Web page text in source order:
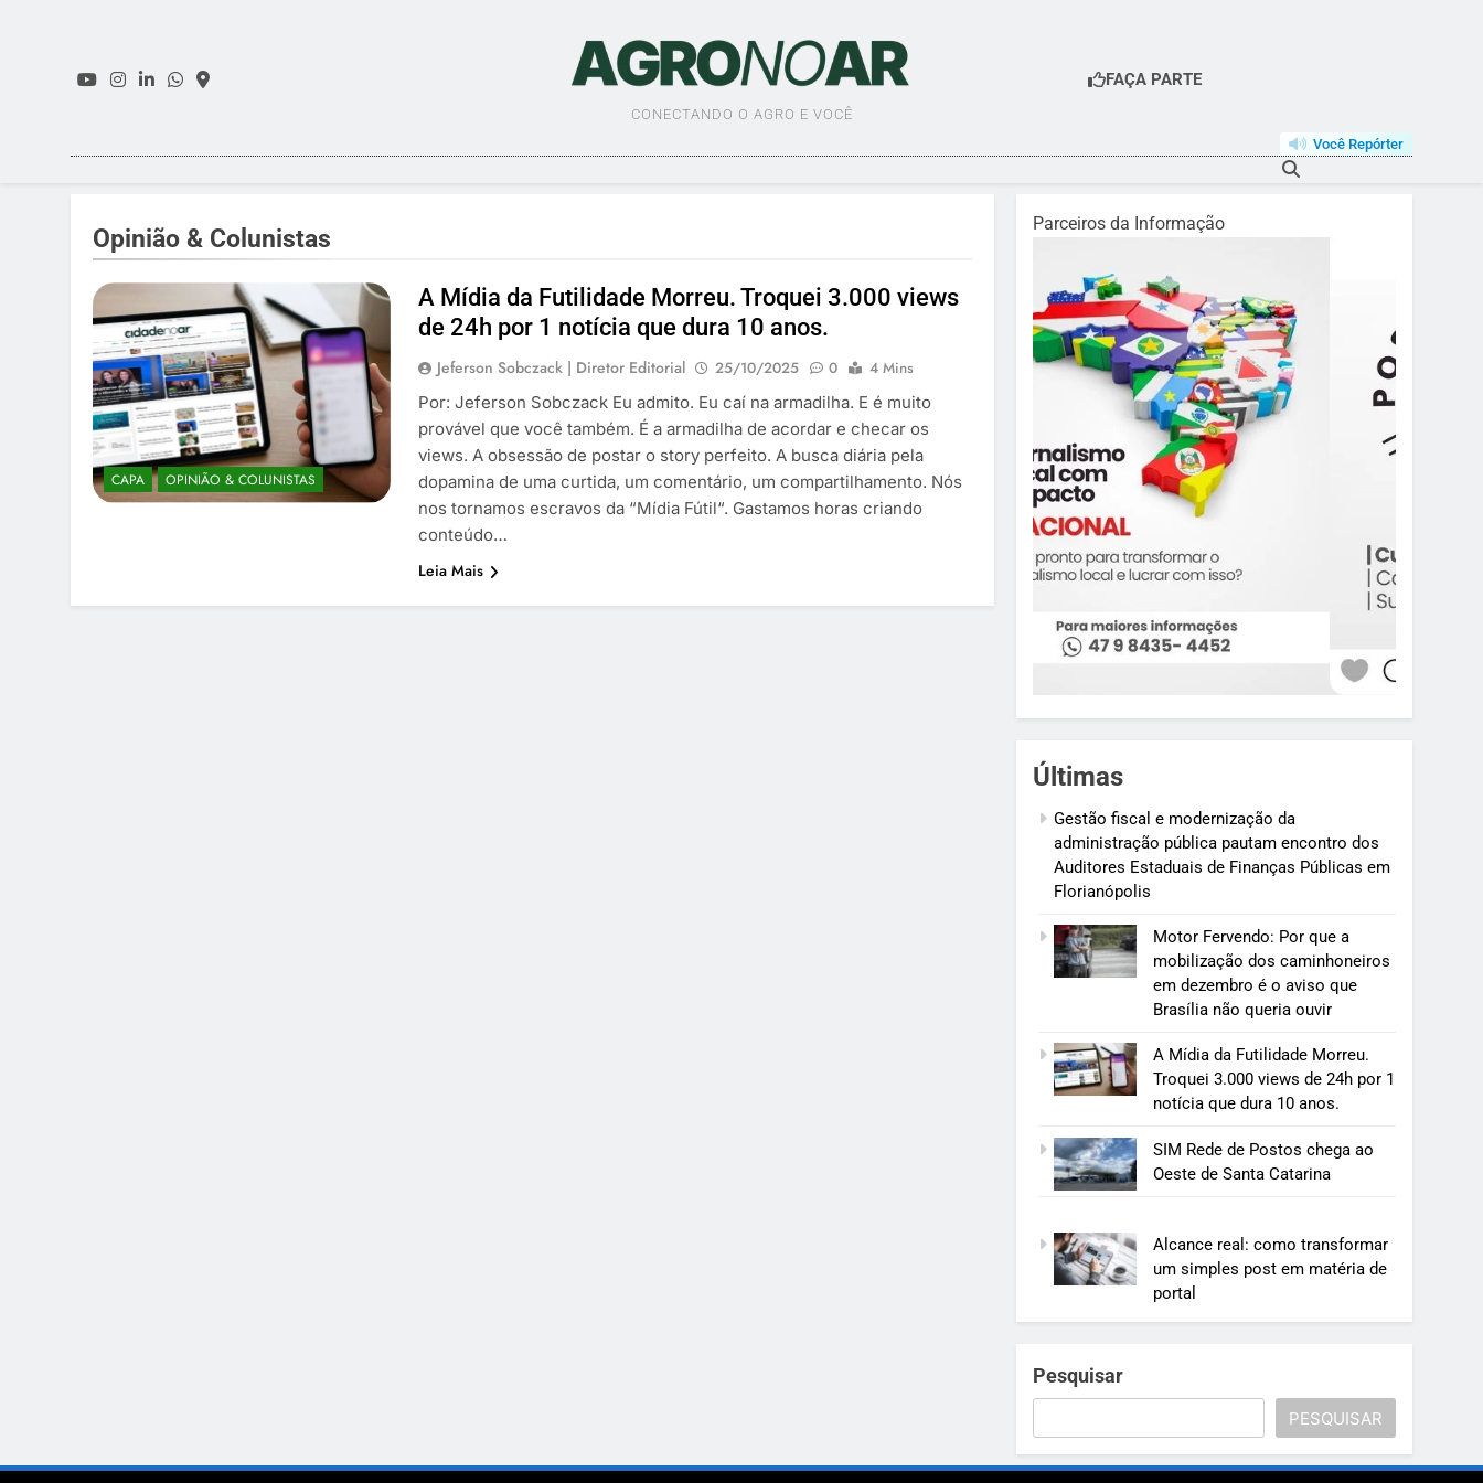
AGRO NO AR
CONECTANDO O AGRO E VOCÊ
FAÇA PARTE
Você Repórter
Opinião & Colunistas
CAPA OPINIÃO & COLUNISTAS
A Mídia da Futilidade Morreu. Troquei 3.000 views
de 24h por 1 notícia que dura 10 anos.
Jeferson Sobczack | Diretor Editorial 25/10/2025 0
4 Mins
Por: Jeferson Sobczack Eu admito. Eu caí na armadilha. E é muito
provável que você também. É a armadilha de acordar e checar os
views. A obsessão de postar o story perfeito. A busca diária pela
dopamina de uma curtida, um comentário, um compartilhamento. Nós
nos tornamos escravos da “Mídia Fútil“. Gastamos horas criando
conteúdo…
Leia Mais
Parceiros da Informação
Últimas
Gestão fiscal e modernização da
administração pública pautam encontro dos
Auditores Estaduais de Finanças Públicas em
Florianópolis
Motor Fervendo: Por que a
mobilização dos caminhoneiros
em dezembro é o aviso que
Brasília não queria ouvir
A Mídia da Futilidade Morreu.
Troquei 3.000 views de 24h por 1
notícia que dura 10 anos.
SIM Rede de Postos chega ao
Oeste de Santa Catarina
Alcance real: como transformar
um simples post em matéria de
portal
Pesquisar
PESQUISAR